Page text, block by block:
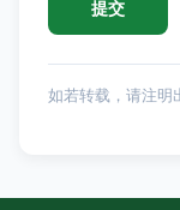
如若转载，请注